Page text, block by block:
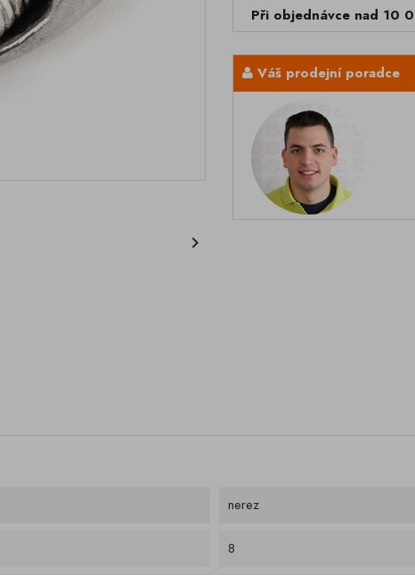

Při objednávce nad 10
Váš prodejní poradce
nerez
8